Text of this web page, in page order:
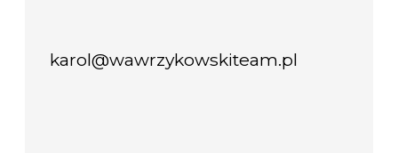
karol@wawrzykowskiteam.pl